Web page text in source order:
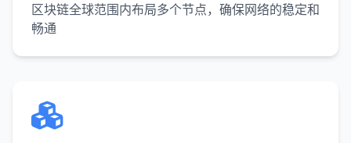
区块链全球范围内布局多个节点，确保网络的稳定和
畅通